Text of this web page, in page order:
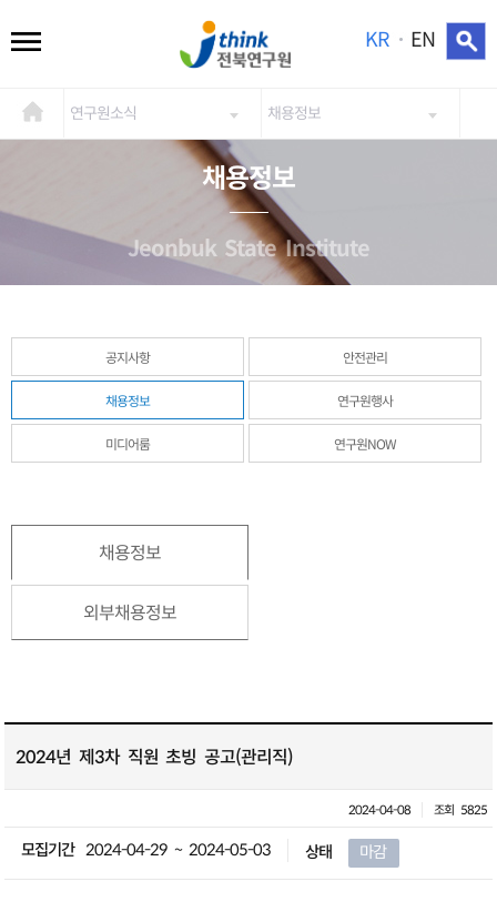
KR EN
연구원소식 채용정보
채용정보
Jeonbuk State Institute
공지사항 안전관리
채용정보 연구원행사
미디어룸 연구원NOW
채용정보
외부채용정보
2024년 제3차 직원 초빙 공고(관리직)
2024-04-08 조회 5825
모집기간 2024-04-29 ~ 2024-05-03 상태 마감